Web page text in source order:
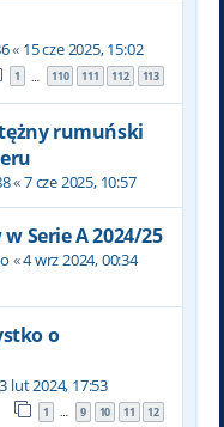
« 15 cze 2025, 15:02
1 … 110 111 112 113
rumuński
«7 cze 2025, 10:57
Serie A 2024/25
«4 wrz 2024, 00:34
o
3 lut 2024, 17:53
1 … 9 10 11 12